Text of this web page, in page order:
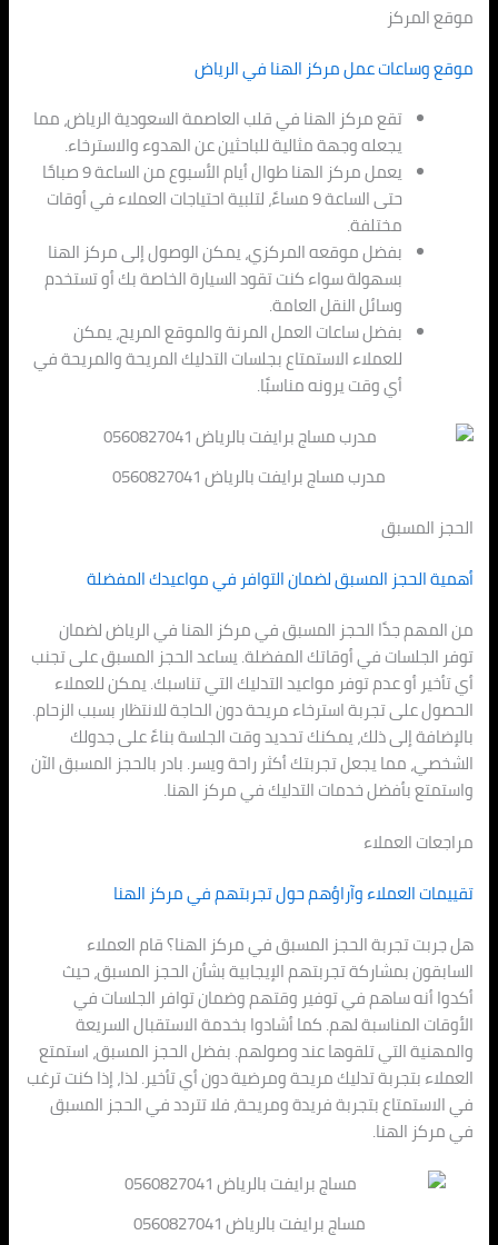
موقع المركز
موقع وساعات عمل مركز الهنا في الرياض
تقع مركز الهنا في قلب العاصمة السعودية الرياض، مما
يجعله وجهة مثالية للباحثين عن الهدوء والاسترخاء.
يعمل مركز الهنا طوال أيام الأسبوع من الساعة 9 صباحًا
حتى الساعة 9 مساءً، لتلبية احتياجات العملاء في أوقات
مختلفة.
بفضل موقعه المركزي، يمكن الوصول إلى مركز الهنا
بسهولة سواء كنت تقود السيارة الخاصة بك أو تستخدم
وسائل النقل العامة.
بفضل ساعات العمل المرنة والموقع المريح، يمكن
للعملاء الاستمتاع بجلسات التدليك المريحة والمريحة في
أي وقت يرونه مناسبًا.
مدرب مساج برايفت بالرياض 0560827041
الحجز المسبق
أهمية الحجز المسبق لضمان التوافر في مواعيدك المفضلة
من المهم جدًا الحجز المسبق في مركز الهنا في الرياض لضمان
توفر الجلسات في أوقاتك المفضلة. يساعد الحجز المسبق على تجنب
أي تأخير أو عدم توفر مواعيد التدليك التي تناسبك. يمكن للعملاء
الحصول على تجربة استرخاء مريحة دون الحاجة للانتظار بسبب الزحام.
بالإضافة إلى ذلك، يمكنك تحديد وقت الجلسة بناءً على جدولك
الشخصي، مما يجعل تجربتك أكثر راحة ويسر. بادر بالحجز المسبق الآن
واستمتع بأفضل خدمات التدليك في مركز الهنا.
مراجعات العملاء
تقييمات العملاء وآراؤهم حول تجربتهم في مركز الهنا
هل جربت تجربة الحجز المسبق في مركز الهنا؟ قام العملاء
السابقون بمشاركة تجربتهم الإيجابية بشأن الحجز المسبق، حيث
أكدوا أنه ساهم في توفير وقتهم وضمان توافر الجلسات في
الأوقات المناسبة لهم. كما أشادوا بخدمة الاستقبال السريعة
والمهنية التي تلقوها عند وصولهم. بفضل الحجز المسبق، استمتع
العملاء بتجربة تدليك مريحة ومرضية دون أي تأخير. لذا، إذا كنت ترغب
في الاستمتاع بتجربة فريدة ومريحة، فلا تتردد في الحجز المسبق
في مركز الهنا.
مساج برايفت بالرياض 0560827041